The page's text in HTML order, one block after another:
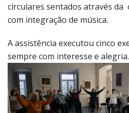
circulares sentados através da
com integração de música.
A assistência executou cinco
sempre com interesse e alegria.